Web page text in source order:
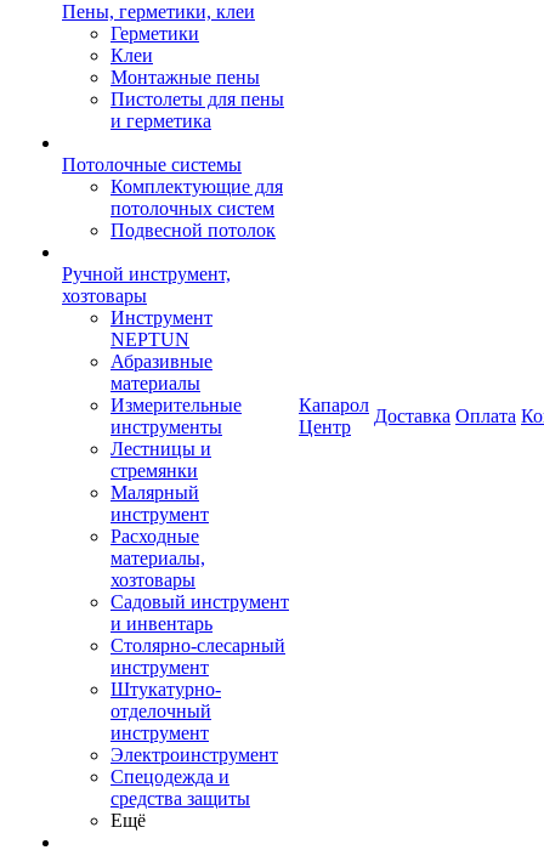
Пены, герметики, клеи
Герметики
Клеи
Монтажные пены
Пистолеты для пены
и герметика
Потолочные системы
Комплектующие для
потолочных систем
Подвесной потолок
Ручной инструмент,
хозтовары
Инструмент
NEPTUN
Абразивные
материалы
Измерительные
инструменты
Лестницы и
стремянки
Малярный
инструмент
Расходные
материалы,
хозтовары
Садовый инструмент
и инвентарь
Столярно-слесарный
инструмент
Штукатурно-
отделочный
инструмент
Электроинструмент
Спецодежда и
средства защиты
Ещё
Капарол
Центр
Доставка Оплата